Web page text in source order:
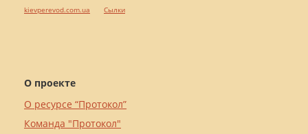
О проекте
О ресурсе “Протокол”
Команда "Протокол"
kievperevod.com.ua
Cылки